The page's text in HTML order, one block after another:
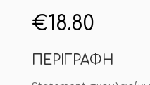
€18.80
ΠΕΡΙΓΡΑΦΗ